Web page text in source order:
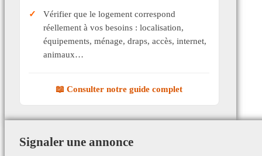
Vérifier que le logement correspond
réellement à vos besoins : localisation,
équipements, ménage, draps, accès, internet,
animaux…
📖 Consulter notre guide complet
Signaler une annonce